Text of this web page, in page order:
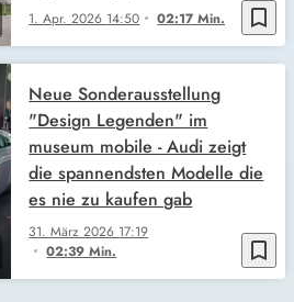
bookmark_border
1. Apr. 2026 14:50 02:17 Min.
bookmark_border
31. März 2026 17:19
02:39 Min.
Neue Sonderausstellung
"Design Legenden" im
museum mobile - Audi zeigt
die spannendsten Modelle die
es nie zu kaufen gab